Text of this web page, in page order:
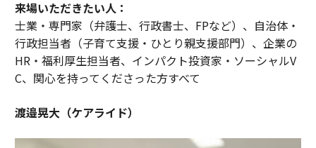
来場いただきたい人：
士業・専門家（弁護士、行政書士、FPなど）、自治体・
行政担当者（子育て支援・ひとり親支援部門）、企業の
HR・福利厚生担当者、インパクト投資家・ソーシャルV
C、関心を持ってくださった方すべて
渡邉晃大（ケアライド）